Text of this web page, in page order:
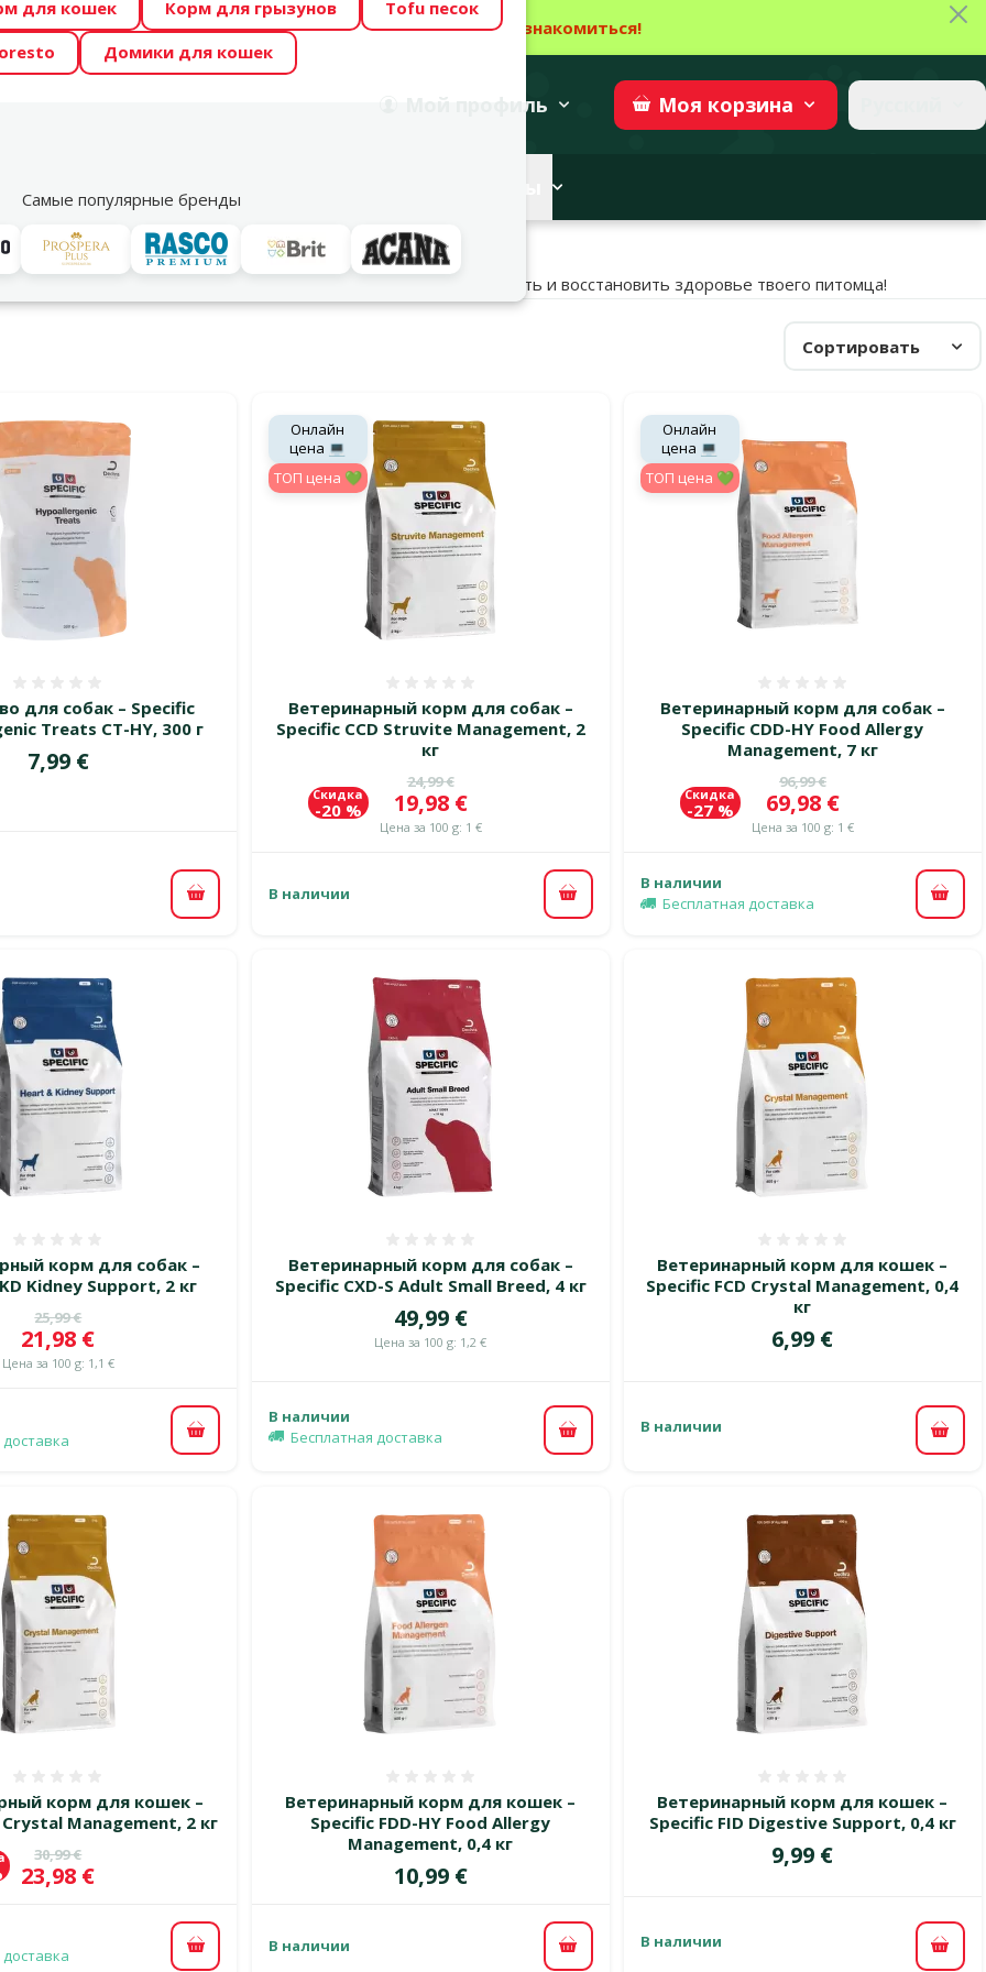
предлагает отличные цены на ТОП-овые корма! 🍖 → Ознакомиться!
ŪSAIŅI”! Возможно Твой питомец станет звездой 2027 Участвовать
профиль Моя корзина
для кошек Корм для грызунов
Tofu песок
Домики для кошек
Самые популярные бренды
Акции
кошек
Specific
корм для кошек и собак, который поможет сохранить и восстановить здоровье твоего питомца!
Сортировать
для собак – Specific
Treats CT-HY, 300 г
Цена
7,99 €
В корзину
Ветеринарный корм для собак –
Specific CCD Struvite Management, 2
кг
Исходная цена
24,99 €
Цена
19,98 €
Цена за 100 g: 1 €
Скидка
-20 %
Онлайн
цена 💻
TOП цена 💚
В наличии В корзину
Ветеринарный корм для собак –
Specific CDD-HY Food Allergy
Management, 7 кг
Исходная цена
96,99 €
Цена
69,98 €
Цена за 100 g: 1 €
Скидка
-27 %
Онлайн
цена 💻
TOП цена 💚
В наличии
Бесплатная доставка
В
корм для собак –
Kidney Support, 2 кг
Исходная цена
25,99 €
Цена
21,98 €
Цена за 100 g: 1,1 €
В корзину
Ветеринарный корм для собак –
Specific CXD-S Adult Small Breed, 4 кг
Цена
49,99 €
Цена за 100 g: 1,2 €
В наличии
Бесплатная доставка
В корзину
Ветеринарный корм для кошек –
Specific FCD Crystal Management, 0,4
кг
Цена
6,99 €
В наличии
В
корм для кошек –
Crystal Management, 2 кг
Исходная цена
30,99 €
Цена
23,98 €
В корзину
Ветеринарный корм для кошек –
Specific FDD-HY Food Allergy
Management, 0,4 кг
Цена
10,99 €
В наличии В корзину
Ветеринарный корм для кошек –
Specific FID Digestive Support, 0,4 кг
Цена
9,99 €
В наличии
В